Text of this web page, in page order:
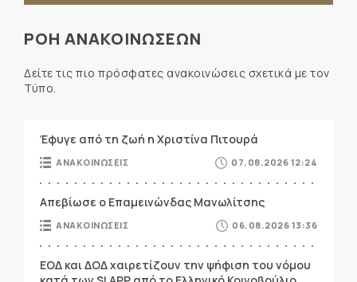
ΡΟΗ ΑΝΑΚΟΙΝΩΣΕΩΝ
Δείτε τις πιο πρόσφατες ανακοινώσεις σχετικά με τον
Τύπο.
Έφυγε από τη ζωή η Χριστίνα Πιτουρά
ΑΝΑΚΟΙΝΩΣΕΙΣ 07.08.2026 12:24
Απεβίωσε ο Επαμεινώνδας Μανωλίτσης
ΑΝΑΚΟΙΝΩΣΕΙΣ 06.08.2026 13:36
ΕΟΔ και ΔΟΔ χαιρετίζουν την ψήφιση του νόμου